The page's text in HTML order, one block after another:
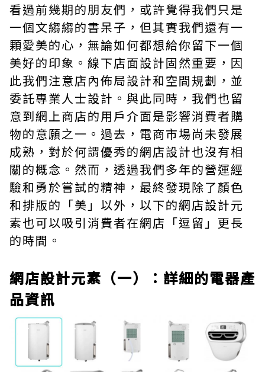
看過前幾期的朋友們，或許覺得我們只是
一個文縐縐的書呆子，但其實我們還有一
顆愛美的心，無論如何都想給你留下一個
美好的印象。線下店面設計固然重要，因
此我們注意店內佈局設計和空間規劃，並
委託專業人士設計。與此同時，我們也留
意到網上商店的用戶介面是影響消費者購
物的意願之一。過去，電商市場尚未發展
成熟，對於何謂優秀的網店設計也沒有相
關的概念。然而，透過我們多年的營運經
驗和勇於嘗試的精神，最終發現除了顏色
和排版的「美」以外，以下的網店設計元
素也可以吸引消費者在網店「逗留」更長
的時間。
網店設計元素（一）：詳細的電器產
品資訊